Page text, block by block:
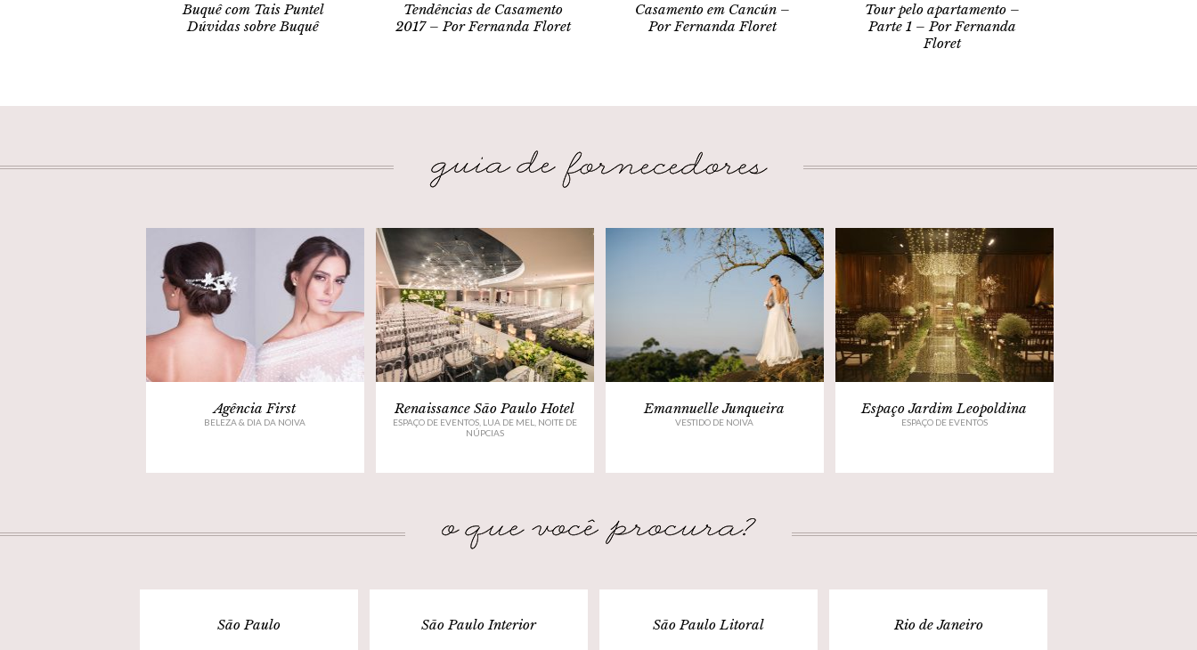
Buquê com Tais Puntel
Dúvidas sobre Buquê
Tendências de Casamento
2017 – Por Fernanda Floret
Casamento em Cancún –
Por Fernanda Floret
Tour pelo apartamento –
Parte 1 – Por Fernanda
Floret
Agência First
BELEZA & DIA DA NOIVA
Renaissance São Paulo Hotel
ESPAÇO DE EVENTOS, LUA DE MEL, NOITE DE
NÚPCIAS
Emannuelle Junqueira
VESTIDO DE NOIVA
Espaço Jardim Leopoldina
ESPAÇO DE EVENTOS
São Paulo São Paulo Interior São Paulo Litoral Rio de Janeiro